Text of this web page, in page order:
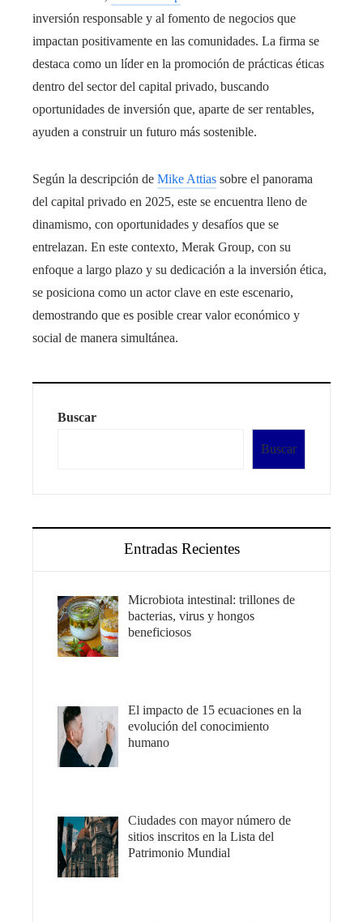
inversión responsable y al fomento de negocios que
impactan positivamente en las comunidades. La firma se
destaca como un líder en la promoción de prácticas éticas
dentro del sector del capital privado, buscando
oportunidades de inversión que, aparte de ser rentables,
ayuden a construir un futuro más sostenible.
Según la descripción de Mike Attias sobre el panorama
del capital privado en 2025, este se encuentra lleno de
dinamismo, con oportunidades y desafíos que se
entrelazan. En este contexto, Merak Group, con su
enfoque a largo plazo y su dedicación a la inversión ética,
se posiciona como un actor clave en este escenario,
demostrando que es posible crear valor económico y
social de manera simultánea.
Buscar
Buscar
Entradas Recientes
Microbiota intestinal: trillones de
bacterias, virus y hongos
beneficiosos
El impacto de 15 ecuaciones en la
evolución del conocimiento
humano
Ciudades con mayor número de
sitios inscritos en la Lista del
Patrimonio Mundial